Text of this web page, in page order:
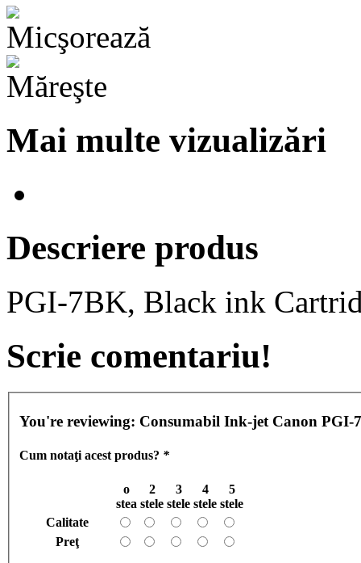
Mai multe vizualizări
Descriere produs
PGI-7BK, Black ink
Scrie comentariu!
You're reviewing: Consumabil Ink-jet Canon PGI-
Cum notaţi acest produs? *
o
stea
2
stele
3
stele
4
stele
5
stele
Calitate
Preţ